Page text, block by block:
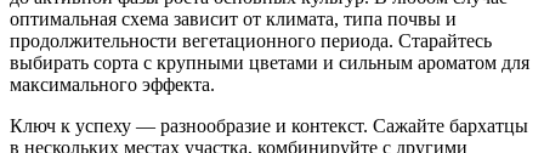
оптимальная схема зависит от климата, типа почвы и
продолжительности вегетационного периода. Старайтесь
выбирать сорта с крупными цветами и сильным ароматом для
максимального эффекта.
Ключ к успеху — разнообразие и контекст. Сажайте бархатцы
в нескольких местах участка, комбинируйте с другими